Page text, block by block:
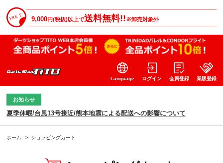
9,000円(税抜)以上で送料無料!!※卸売対象外
Language ログイン 会員登録 業販登録
お知らせ
夏季休暇/台風13号接近/熊本地震による配送への影響について
ホーム > ショッピングカート